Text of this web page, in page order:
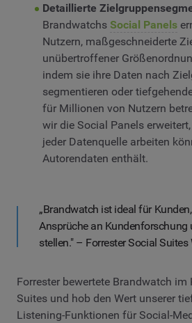
Detaillierte
Brandwatchs Social Panels
Nutzern, maßgeschneiderte
unübertroffener
indem sie ihre Daten nach
segmentieren oder
für Millionen von Nutzern
wir die Social Panels
jeder Datenquelle arbeiten
Autorendaten enthält.
„Brandwatch ist ideal für
Ansprüche an Kundenforschung
stellen." – Forrester Social Suites
Forrester bewertete Brandwatch im
Suites und hob den Wert unserer
Listening-Funktionen für Social-